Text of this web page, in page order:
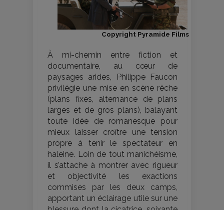
Copyright Pyramide Films
À mi-chemin entre fiction et
documentaire, au cœur de
paysages arides, Philippe Faucon
privilégie une mise en scène rêche
(plans fixes, alternance de plans
larges et de gros plans), balayant
toute idée de romanesque pour
mieux laisser croître une tension
propre à tenir le spectateur en
haleine. Loin de tout manichéisme,
il s’attache à montrer avec rigueur
et objectivité les exactions
commises par les deux camps,
apportant un éclairage utile sur une